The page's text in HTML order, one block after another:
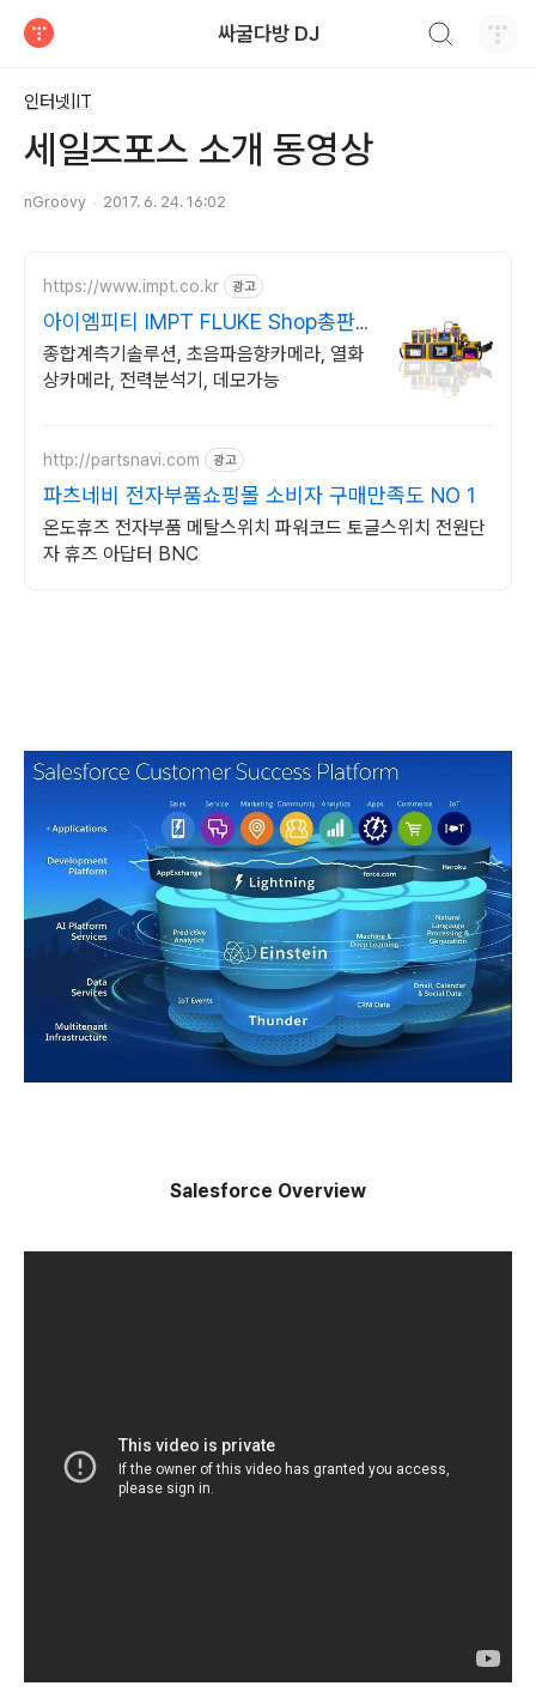
싸굴다방 DJ
인터넷|IT
세일즈포스 소개 동영상
nGroovy 2017. 6. 24. 16:02
https://www.impt.co.kr 광고
아이엠피티 IMPT FLUKE Shop총판
대리점
종합계측기솔루션, 초음파음향카메라, 열화
상카메라, 전력분석기, 데모가능
http://partsnavi.com 광고
파츠네비 전자부품쇼핑몰 소비자 구매만족도 NO 1
온도휴즈 전자부품 메탈스위치 파워코드 토글스위치 전원단
자 휴즈 아답터 BNC
Salesforce Overview